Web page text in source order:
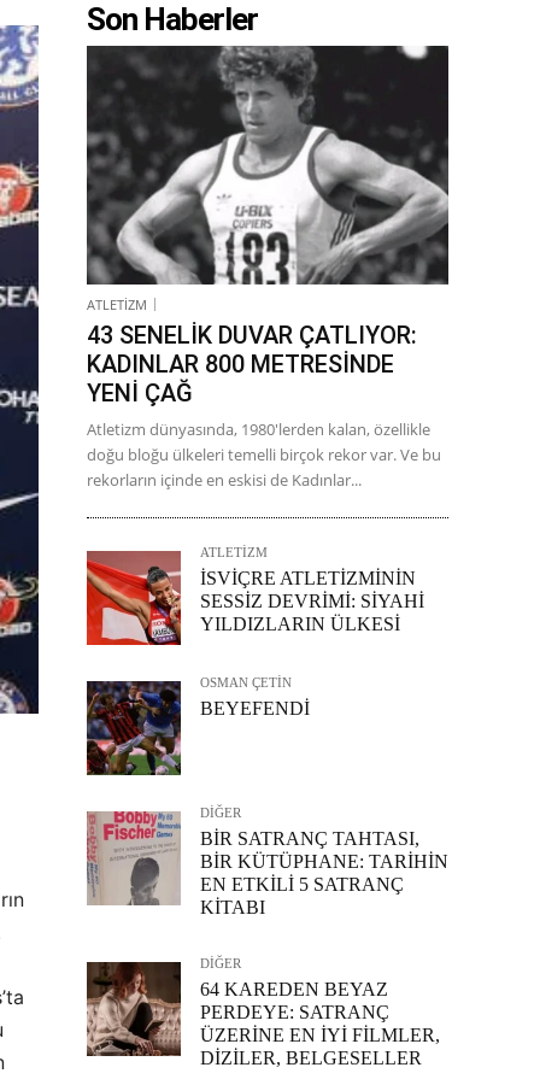
Son Haberler
ATLETİZM
43 SENELİK DUVAR ÇATLIYOR:
KADINLAR 800 METRESİNDE
YENİ ÇAĞ
Atletizm dünyasında, 1980'lerden kalan, özellikle
doğu bloğu ülkeleri temelli birçok rekor var. Ve bu
rekorların içinde en eskisi de Kadınlar...
ATLETİZM
İSVİÇRE ATLETİZMİNİN
SESSİZ DEVRİMİ: SİYAHİ
YILDIZLARIN ÜLKESİ
OSMAN ÇETİN
BEYEFENDİ
DİĞER
BİR SATRANÇ TAHTASI,
BİR KÜTÜPHANE: TARİHİN
EN ETKİLİ 5 SATRANÇ
KİTABI
DİĞER
64 KAREDEN BEYAZ
PERDEYE: SATRANÇ
ÜZERİNE EN İYİ FİLMLER,
DİZİLER, BELGESELLER